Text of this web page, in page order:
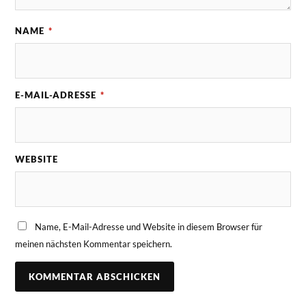
NAME *
E-MAIL-ADRESSE *
WEBSITE
Name, E-Mail-Adresse und Website in diesem Browser für
meinen nächsten Kommentar speichern.